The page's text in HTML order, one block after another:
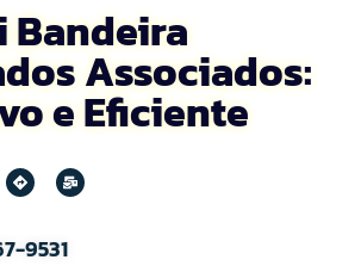
Associados:
e Eficiente
9531